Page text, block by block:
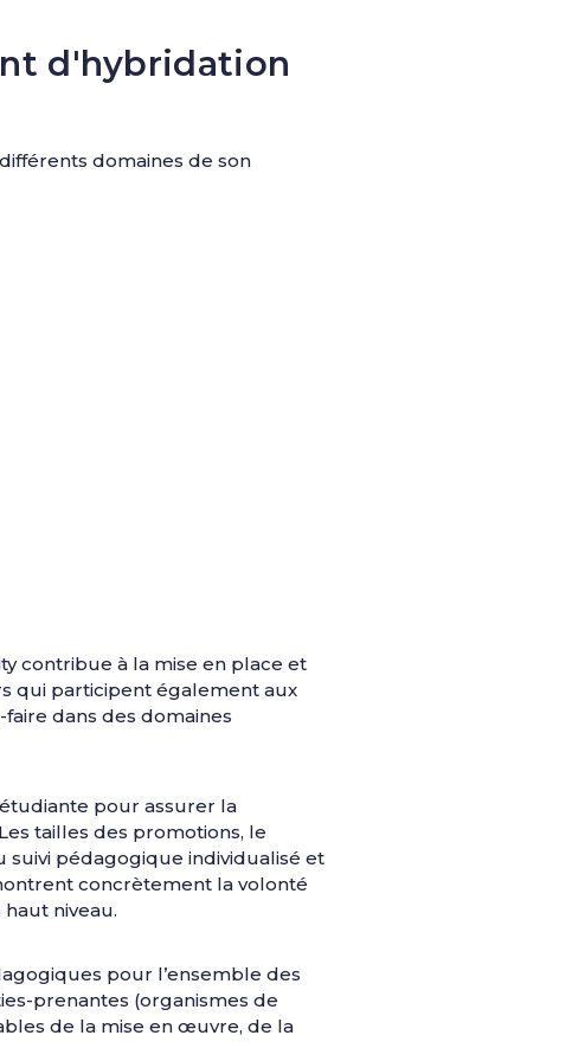
d'hybridation
domaines de son
contribue à la mise en place et
qui participent également aux
dans des domaines
pour assurer la
tailles des promotions, le
suivi pédagogique individualisé et
concrètement la volonté
niveau.
pour l’ensemble des
prenantes (organismes de
de la mise en œuvre, de la